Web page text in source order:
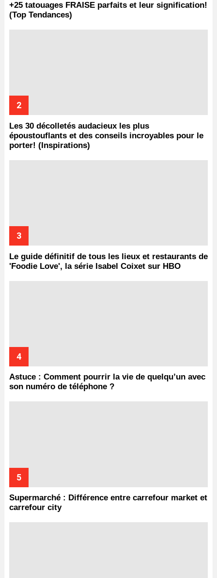
+25 tatouages ​​FRAISE parfaits et leur signification!
(Top Tendances)
Les 30 décolletés audacieux les plus
époustouflants et des conseils incroyables pour le
porter! (Inspirations)
Le guide définitif de tous les lieux et restaurants de
'Foodie Love', la série Isabel Coixet sur HBO
Astuce : Comment pourrir la vie de quelqu’un avec
son numéro de téléphone ?
Supermarché : Différence entre carrefour market et
carrefour city